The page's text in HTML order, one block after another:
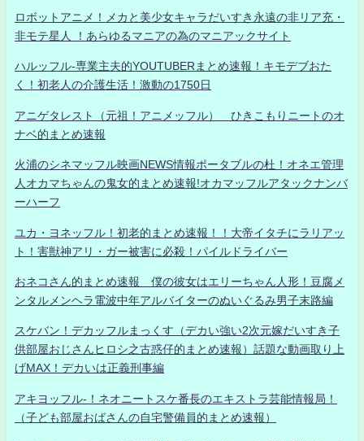
ロボットアニメ！メカと美少女キャラだいすき永遠の非リア充・
非モテ星人 ！あらゆるマニアの為のマニアックサイト
ハルッフル-専業主夫的YOUTUBERまとめ速報！キモデブおた
く！初老人の介護生活！激動の1750日
アニゲタレスト（元祖！アニメッフル） ひきこもりニートのオ
ナベ的まとめ速報
火浦のシネマッフル映画NEWS情報ポータブルの杜！オネエ管理
人オカマちゃんの鬼女的まとめ速報!オカマッフルアタックナンバ
ーハーフ
ユカ・ヨネッフル！初老的まとめ速報！！大帝イタチにラリアッ
ト！害獣神アリ・ガー被害に必殺！パイルドライバー
おネコさん的まとめ速報 僕の彼女はエリーちゃん人形！豆腐メ
ンタルメンヘラ電波中年アルバイターのぬいぐるみ男子末路編
スケバン！デカッフルまっくす（デカい強い2次元嫁だいすき子
供部屋おじさんヒロシ之古惑仔的まとめ速報）話題な動画取り上
げMAX！デカいは正義刑事編
アキヨッフル-！ネオニートスケ番長のエキストラ芸能情報局！
（子ども部屋おばさんの自宅警備員的まとめ速報）